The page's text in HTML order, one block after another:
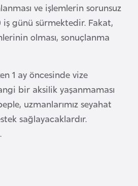
ve işlemlerin sorunsuz
günü sürmektedir. Fakat,
olması, sonuçlanma
1 ay öncesinde vize
bir aksilik yaşanmaması
uzmanlarımız seyahat
sağlayacaklardır.